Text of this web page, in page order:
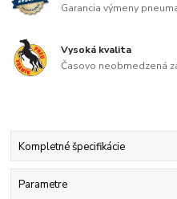
Garancia výmeny
Vysoká kvalita
Časovo neobmedzená
Kompletné špecifikácie
Parametre